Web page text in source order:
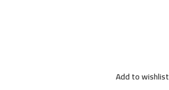
Add to wishlist